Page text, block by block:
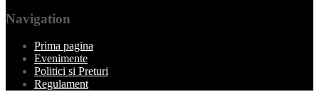
Navigation
Prima pagina
Evenimente
Politici si Preturi
Regulament